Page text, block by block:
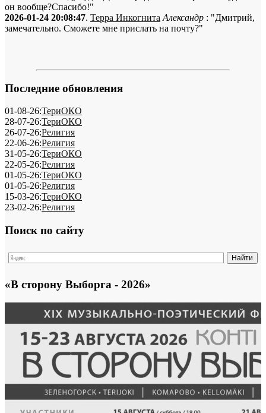
он вообще?Спасибо!"
2026-01-24 20:08:47. Терра Инкогнита Александр : "Дмитрий,
замечательно. Сможете мне прислать на почту?"
Последние обновления
01-08-26:ТериОКО
28-07-26:ТериОКО
26-07-26:Религия
22-06-26:Религия
31-05-26:ТериОКО
22-05-26:Религия
01-05-26:ТериОКО
01-05-26:Религия
15-03-26:ТериОКО
23-02-26:Религия
Поиск по сайту
«В сторону Выборга - 2026»